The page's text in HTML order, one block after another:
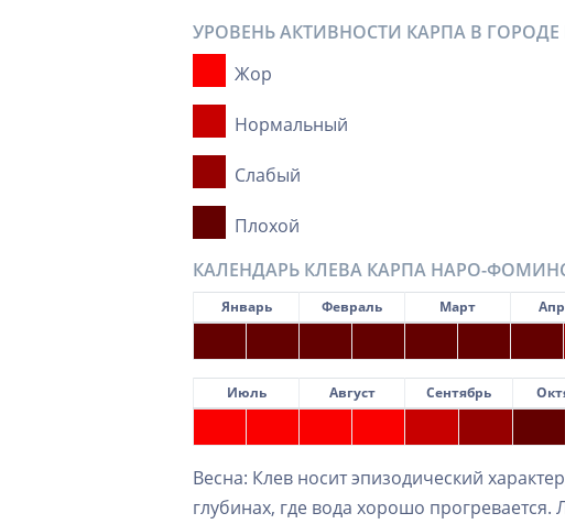
УРОВЕНЬ АКТИВНОСТИ КАРПА В
Жор
Нормальный
Слабый
Плохой
КАЛЕНДАРЬ КЛЕВА КАРПА НАРО-
Январь Февраль Март
Июль Август Сентябрь
Весна: Клев носит эпизодический
глубинах, где вода хорошо